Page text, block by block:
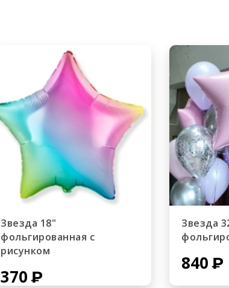
Звезда 18"
фольгированная с
рисунком
370
Звезда
840